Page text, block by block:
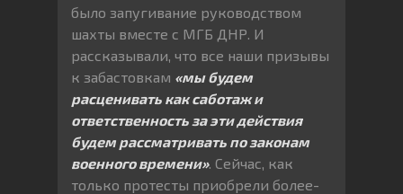
было запугивание руководством
шахты вместе с МГБ ДНР. И
рассказывали, что все наши призывы
к забастовкам «мы будем
расценивать как саботаж и
ответственность за эти действия
будем рассматривать по законам
военного времени». Сейчас, как
только протесты приобрели более-